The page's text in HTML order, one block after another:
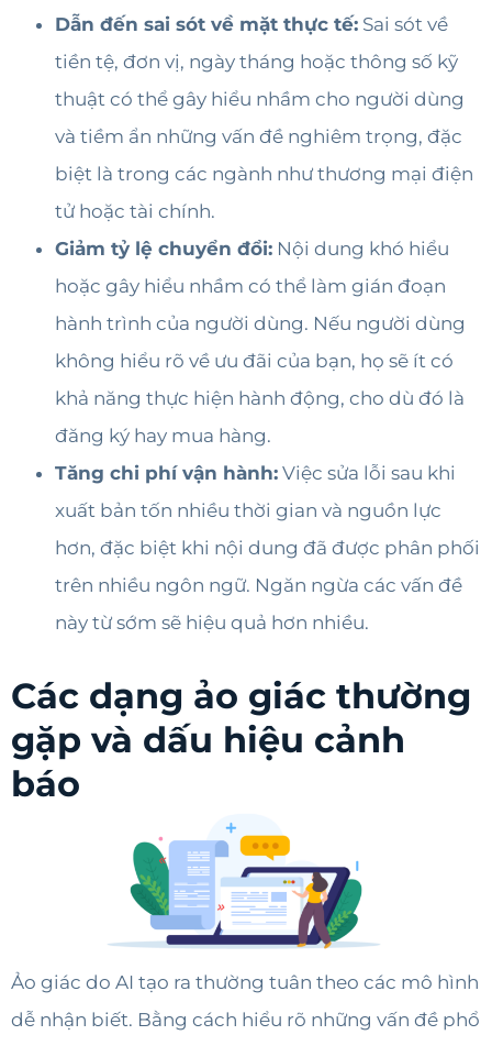
Dẫn đến sai sót về mặt thực tế: Sai sót về
tiền tệ, đơn vị, ngày tháng hoặc thông số kỹ
thuật có thể gây hiểu nhầm cho người dùng
và tiềm ẩn những vấn đề nghiêm trọng, đặc
biệt là trong các ngành như thương mại điện
tử hoặc tài chính.
Giảm tỷ lệ chuyển đổi: Nội dung khó hiểu
hoặc gây hiểu nhầm có thể làm gián đoạn
hành trình của người dùng. Nếu người dùng
không hiểu rõ về ưu đãi của bạn, họ sẽ ít có
khả năng thực hiện hành động, cho dù đó là
đăng ký hay mua hàng.
Tăng chi phí vận hành: Việc sửa lỗi sau khi
xuất bản tốn nhiều thời gian và nguồn lực
hơn, đặc biệt khi nội dung đã được phân phối
trên nhiều ngôn ngữ. Ngăn ngừa các vấn đề
này từ sớm sẽ hiệu quả hơn nhiều.
Các dạng ảo giác thường
gặp và dấu hiệu cảnh
báo
Ảo giác do AI tạo ra thường tuân theo các mô hình
dễ nhận biết. Bằng cách hiểu rõ những vấn đề phổ